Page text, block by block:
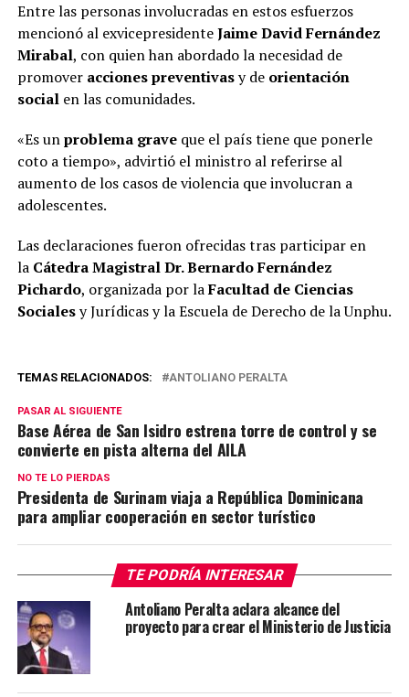
Entre las personas involucradas en estos esfuerzos
mencionó al exvicepresidenteJaime David Fernández
Mirabal, con quien han abordado la necesidad de
promover acciones preventivasy de orientación
socialen las comunidades.
«Es unproblema grave que el país tiene que ponerle
coto a tiempo», advirtió el ministro al referirse al
aumento de los casos de violencia que involucran a
adolescentes.
Las declaraciones fueron ofrecidas tras participar en
la Cátedra Magistral Dr. Bernardo Fernández
Pichardo, organizada por laFacultad de Ciencias
Socialesy Jurídicas y la Escuela de Derecho de la Unphu.
TEMAS RELACIONADOS: ANTOLIANO PERALTA
PASAR AL SIGUIENTE
Base Aérea de San Isidro estrena torre de control y se
convierte en pista alterna del AILA
NO TE LO PIERDAS
Presidenta de Surinam viaja a República Dominicana
para ampliar cooperación en sector turístico
TE PODRÍA INTERESAR
Antoliano Peralta aclara alcance del
proyecto para crear el Ministerio de Justicia